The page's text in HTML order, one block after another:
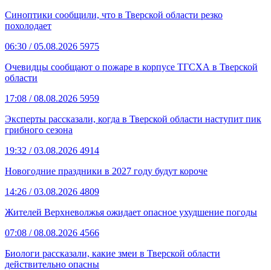
Синоптики сообщили, что в Тверской области резко
похолодает
06:30 / 05.08.2026 5975
Очевидцы сообщают о пожаре в корпусе ТГСХА в Тверской
области
17:08 / 08.08.2026 5959
Эксперты рассказали, когда в Тверской области наступит пик
грибного сезона
19:32 / 03.08.2026 4914
Новогодние праздники в 2027 году будут короче
14:26 / 03.08.2026 4809
Жителей Верхневолжья ожидает опасное ухудшение погоды
07:08 / 08.08.2026 4566
Биологи рассказали, какие змеи в Тверской области
действительно опасны